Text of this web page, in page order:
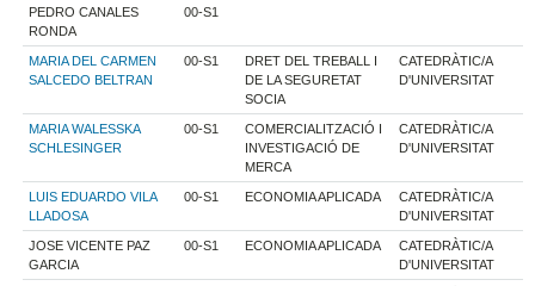
PEDRO CANALES
RONDA
00-S1
MARIA DEL CARMEN
SALCEDO BELTRAN
00-S1
DRET DEL TREBALL I
DE LA SEGURETAT
SOCIA
CATEDRÀTIC/A
D'UNIVERSITAT
MARIA WALESSKA
SCHLESINGER
00-S1
COMERCIALITZACIÓ I
INVESTIGACIÓ DE
MERCA
CATEDRÀTIC/A
D'UNIVERSITAT
LUIS EDUARDO VILA
LLADOSA
00-S1 ECONOMIA APLICADA
CATEDRÀTIC/A
D'UNIVERSITAT
JOSE VICENTE PAZ
GARCIA
00-S1 ECONOMIA APLICADA
CATEDRÀTIC/A
D'UNIVERSITAT